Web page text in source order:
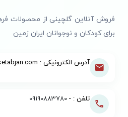
فروش آنلاین گلچینی از محصولات
برای کودکان و نوجوانان ایران زمین
آدرس الکترونیکی : info@ketabjan.com
تلفن : -09190883780